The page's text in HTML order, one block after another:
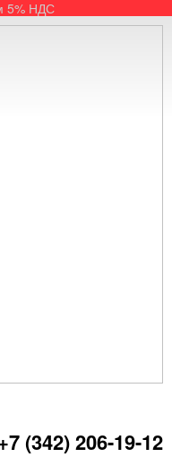
5% НДС
(342) 206-19-12